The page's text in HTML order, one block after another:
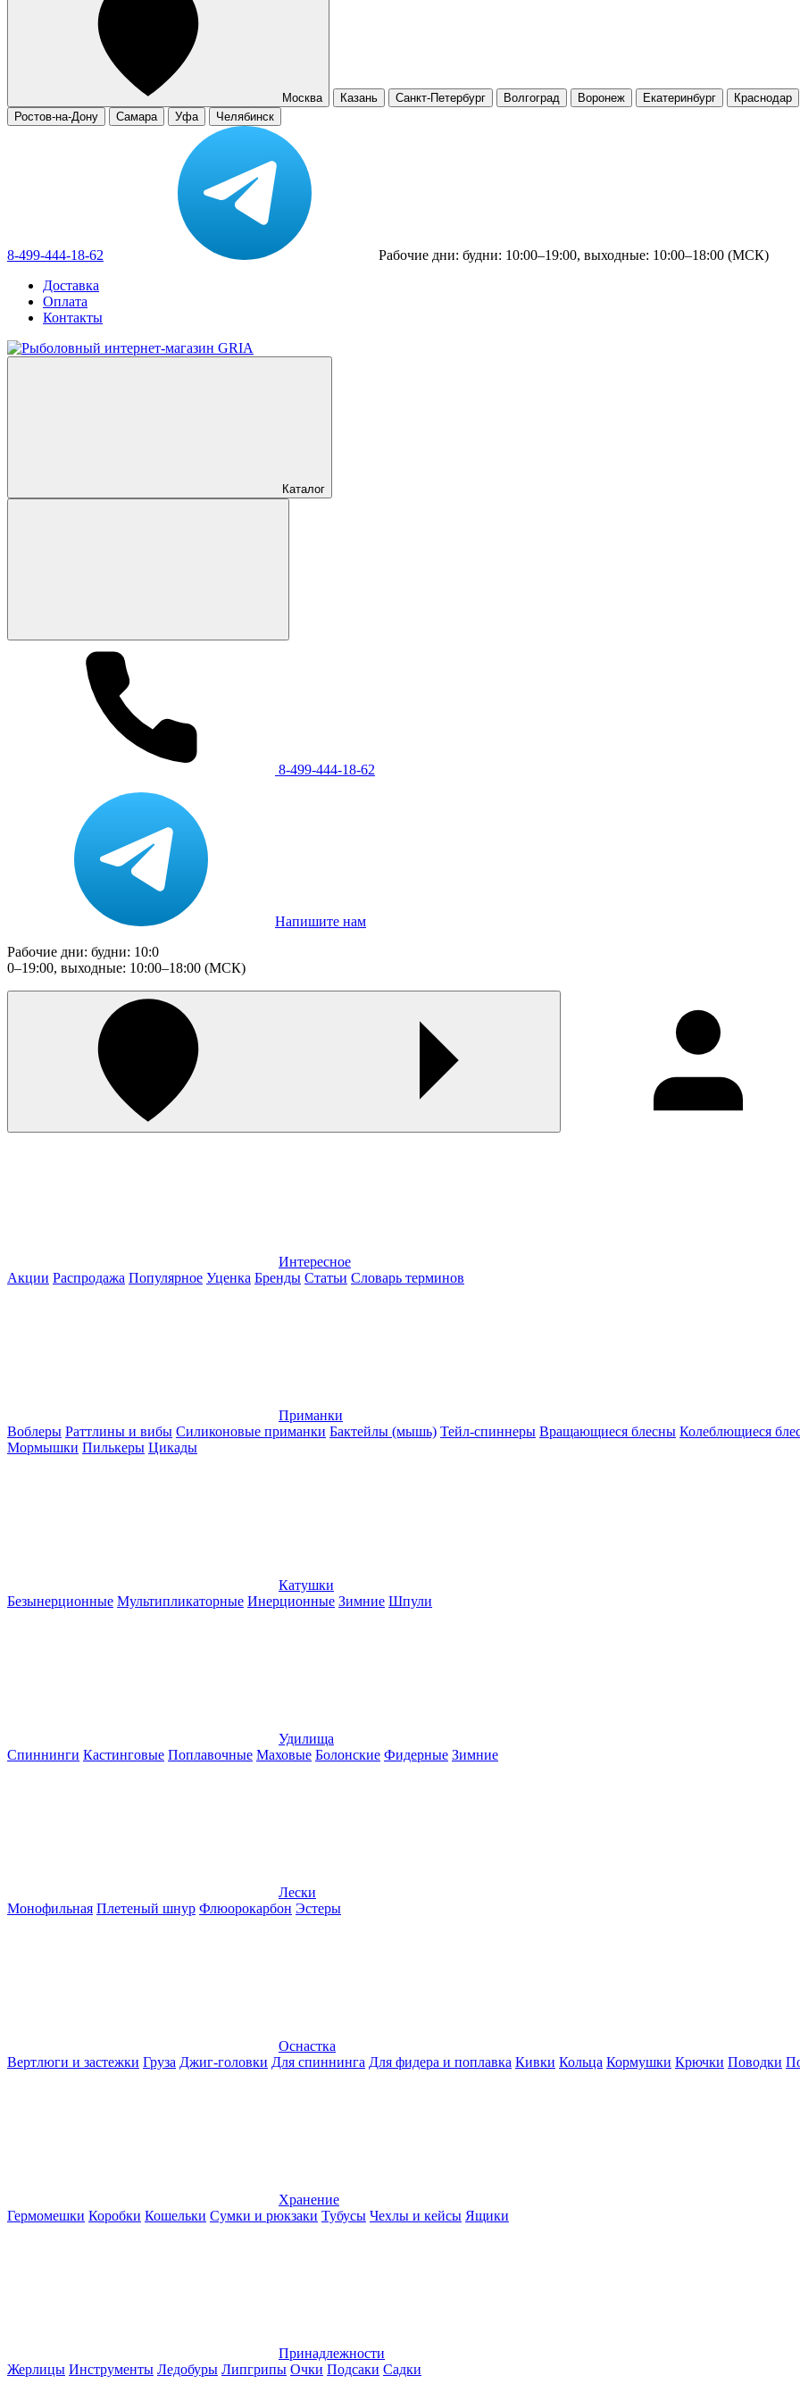
Москва Казань Санкт-Петербург Волгоград Воронеж Екатеринбург Краснодар
Ростов-на-Дону
Самара Уфа Челябинск
8-499-444-18-62
Рабочие дни: будни: 10:00–19:00, выходные: 10:00–18:00 (МСК)
Доставка
Оплата
Контакты
Каталог
8-499-444-18-62
Напишите нам
Рабочие дни: будни: 10:0
0–19:00, выходные: 10:00–18:00 (МСК)
Интересное
Акции Распродажа Популярное Уценка Бренды Статьи Словарь терминов
Приманки
Воблеры Раттлины и вибы Силиконовые приманки Бактейлы (мышь) Тейл-спиннеры Вращающиеся блесны Колеблющиеся
Мормышки Пилькеры Цикады
Катушки
Безынерционные Мультипликаторные Инерционные Зимние Шпули
Удилища
Спиннинги Кастинговые Поплавочные Маховые Болонские Фидерные Зимние
Лески
Монофильная Плетеный шнур Флюорокарбон Эстеры
Оснастка
Вертлюги и застежки Груза Джиг-головки Для спиннинга Для фидера и поплавка Кивки Кольца Кормушки Крючки Поводки
Хранение
Гермомешки Коробки Кошельки Сумки и рюкзаки Тубусы Чехлы и кейсы Ящики
Принадлежности
Жерлицы Инструменты Ледобуры Липгрипы Очки Подсаки Садки